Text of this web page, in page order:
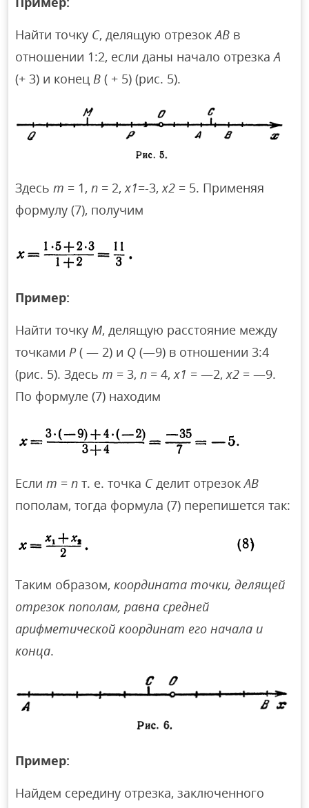
Найти точку С, делящую отрезокАВ в
отношении 1:2, если даны начало отрезкаА
(+ 3) и конецВ ( + 5) (рис. 5).
Здесь т = 1,п = 2,х1=-3, х2 = 5. Применяя
формулу (7), получим
Пример:
Найти точку М, делящую расстояние между
точками Р( — 2) и Q (—9) в отношении 3:4
(рис. 5). Здесьт = 3,п = 4,х1 = —2,х2 = —9.
По формуле (7) находим
Еслит = nт. е. точка С делит отрезокАВ
пополам, тогда формула (7) перепишется так:
Таким образом,координата точки, делящей
отрезок пополам, равна средней
арифметической координат его начала и
конца.
Пример:
Найдем середину отрезка, заключенного